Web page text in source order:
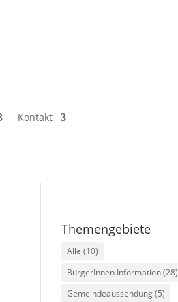
Kontakt
Themengebiete
Alle (10)
BürgerInnen Information(28)
Gemeindeaussendung(5)